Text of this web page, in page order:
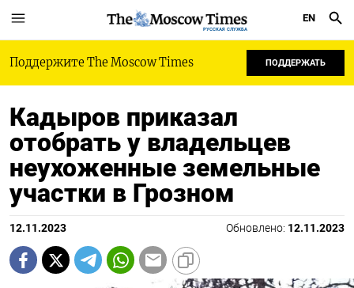
РУССКАЯ СЛУЖБА
EN
Поддержите The Moscow Times ПОДДЕРЖАТЬ
Кадыров приказал
отобрать у владельцев
неухоженные земельные
участки в Грозном
12.11.2023 Обновлено: 12.11.2023